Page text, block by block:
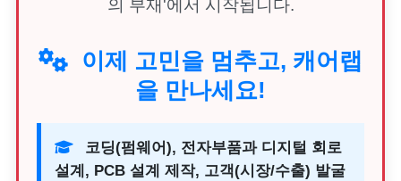
의 부재'에서 시작됩니다.
이제 고민을 멈추고, 캐어랩
을 만나세요!
코딩(펌웨어), 전자부품과 디지털 회로
설계, PCB 설계 제작, 고객(시장/수출) 발굴